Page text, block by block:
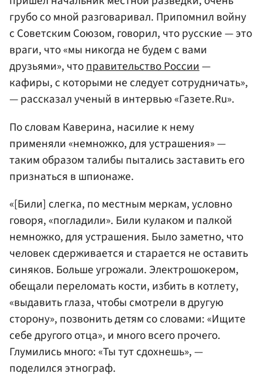
грубо со мной разговаривал. Припомнил войну
с Советским Союзом, говорил, что русские — это
враги, что «мы никогда не будем с вами
друзьями», чтоправительство России—
кафиры, с которыми не следует сотрудничать»,
— рассказал ученый в интервью «Газете.Ru».
По словам Каверина, насилие к нему
применяли «немножко, для устрашения» —
таким образом талибы пытались заставить его
признаться в шпионаже.
«[Били] слегка, по местным меркам, условно
говоря, «погладили». Били кулаком и палкой
немножко, для устрашения. Было заметно, что
человек сдерживается и старается не оставить
синяков. Больше угрожали. Электрошокером,
обещали переломать кости, избить в котлету,
«выдавить глаза, чтобы смотрели в другую
сторону», позвонить детям со словами: «Ищите
себе другого отца», и много всего прочего.
Глумились много: «Ты тут сдохнешь», —
поделился этнограф.